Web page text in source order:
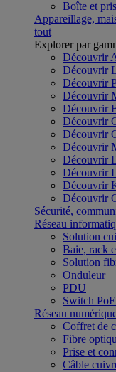
Boîte et
Appareillage,
tout
Explorer par
Découvrir
Découvrir
Découvrir
Découvrir
Découvrir
Découvrir
Découvrir
Découvrir
Découvrir
Découvrir
Découvrir
Découvrir
Sécurité,
Réseau
Solution
Baie, rack
Solution
Onduleur
PDU
Switch PoE
Réseau
Coffret de
Fibre
Prise et
Câble